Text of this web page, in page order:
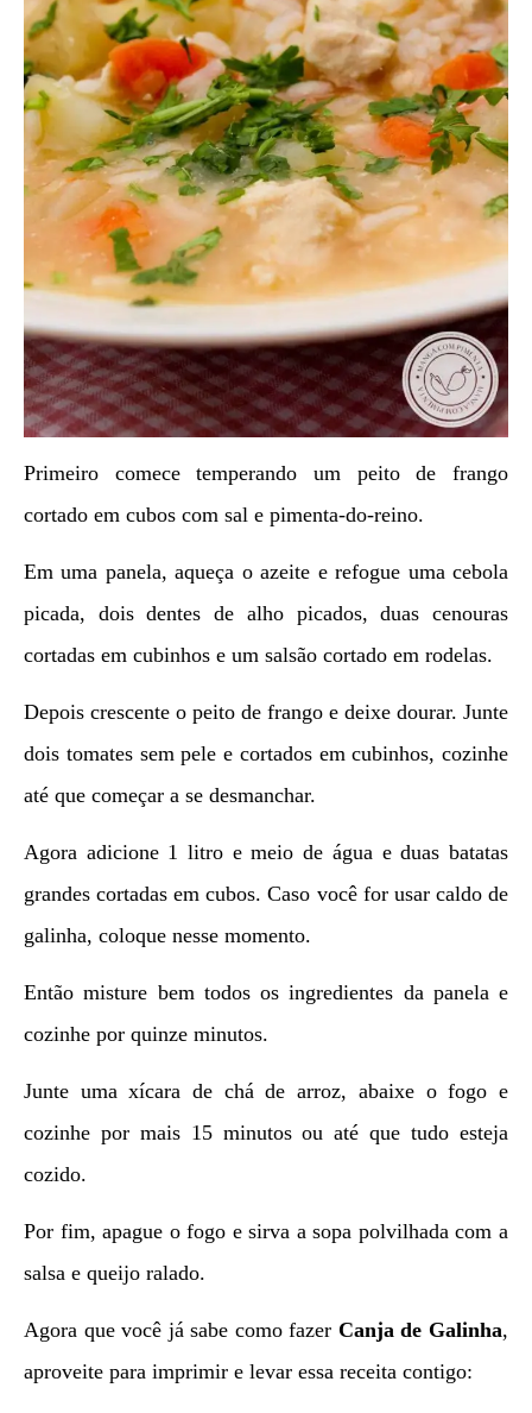
Primeiro comece temperando um peito de frango
cortado em cubos com sal e pimenta-do-reino.
Em uma panela, aqueça o azeite e refogue uma cebola
picada, dois dentes de alho picados, duas cenouras
cortadas em cubinhos e um salsão cortado em rodelas.
Depois crescente o peito de frango e deixe dourar. Junte
dois tomates sem pele e cortados em cubinhos, cozinhe
até que começar a se desmanchar.
Agora adicione 1 litro e meio de água e duas batatas
grandes cortadas em cubos. Caso você for usar caldo de
galinha, coloque nesse momento.
Então misture bem todos os ingredientes da panela e
cozinhe por quinze minutos.
Junte uma xícara de chá de arroz, abaixe o fogo e
cozinhe por mais 15 minutos ou até que tudo esteja
cozido.
Por fim, apague o fogo e sirva a sopa polvilhada com a
salsa e queijo ralado.
Agora que você já sabe como fazer Canja de Galinha,
aproveite para imprimir e levar essa receita contigo: